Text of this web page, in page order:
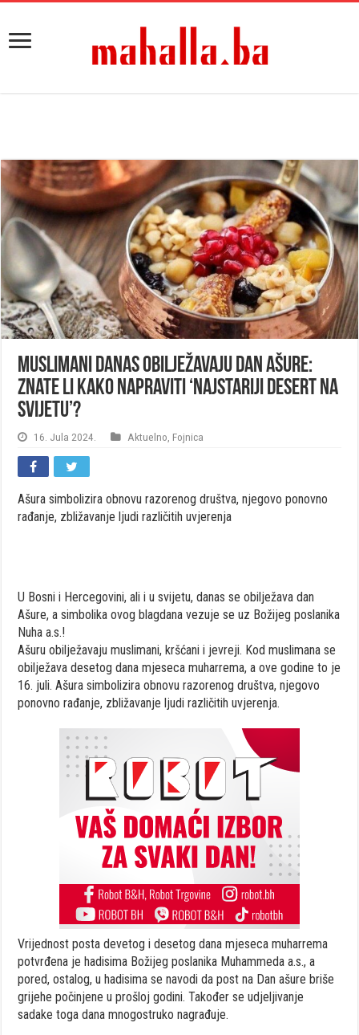
Muslimani danas obilježavaju Dan ašure:
Znate li kako napraviti ‘najstariji desert na
svijetu’?
16. Jula 2024. Aktuelno Fojnica
Ašura simbolizira obnovu razorenog društva, njegovo ponovno
rađanje, zbližavanje ljudi različitih uvjerenja
U Bosni i Hercegovini, ali i u svijetu, danas se obilježava dan
Ašure, a simbolika ovog blagdana vezuje se uz Božijeg poslanika
Nuha a.s.!
Ašuru obilježavaju muslimani, kršćani i jevreji. Kod muslimana se
obilježava desetog dana mjeseca muharrema, a ove godine to je
16. juli. Ašura simbolizira obnovu razorenog društva, njegovo
ponovno rađanje, zbližavanje ljudi različitih uvjerenja.
Vrijednost posta devetog i desetog dana mjeseca muharrema
potvrđena je hadisima Božijeg poslanika Muhammeda a.s., a
pored, ostalog, u hadisima se navodi da post na Dan ašure briše
grijehe počinjene u prošloj godini. Također se udjeljivanje
sadake toga dana mnogostruko nagrađuje.